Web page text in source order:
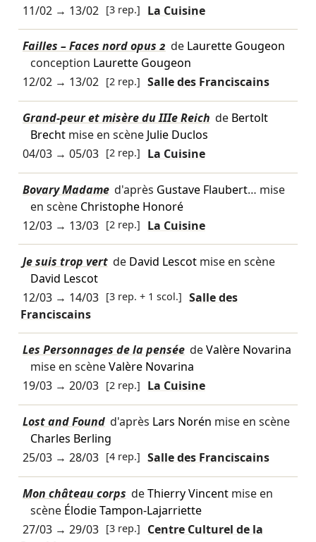
11/02→ 13/02 [3 rep.] La Cuisine
Failles – Faces nord opus 2 de Laurette Gougeon
conception Laurette Gougeon
12/02→ 13/02 [2 rep.] Salle des Franciscains
Grand-peur et misère du IIIe Reich de Bertolt
Brechtmise en scène Julie Duclos
04/03→ 05/03 [2 rep.] La Cuisine
Bovary Madame d'après Gustave Flaubert… mise
en scène Christophe Honoré
12/03→ 13/03 [2 rep.] La Cuisine
Je suis trop vert de David Lescotmise en scène
David Lescot
12/03→ 14/03 [3 rep. + 1 scol.] Salle des
Franciscains
Les Personnages de la pensée deValère Novarina
mise en scèneValère Novarina
19/03→ 20/03 [2 rep.] La Cuisine
Lost and Found d'après Lars Norén mise en scène
Charles Berling
25/03→ 28/03 [4 rep.] Salle des Franciscains
Mon château corps deThierry Vincentmise en
scène Élodie Tampon-Lajarriette
27/03→ 29/03 [3 rep.]
Centre Culturel de la